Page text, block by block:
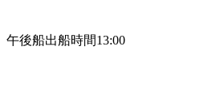
午後船出船時間13:00